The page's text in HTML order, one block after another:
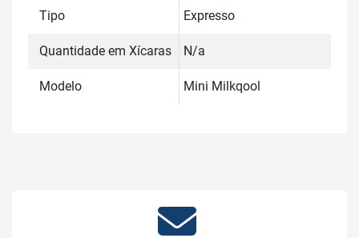
Tipo Expresso
Quantidade em Xícaras N/a
Modelo Mini Milkqool